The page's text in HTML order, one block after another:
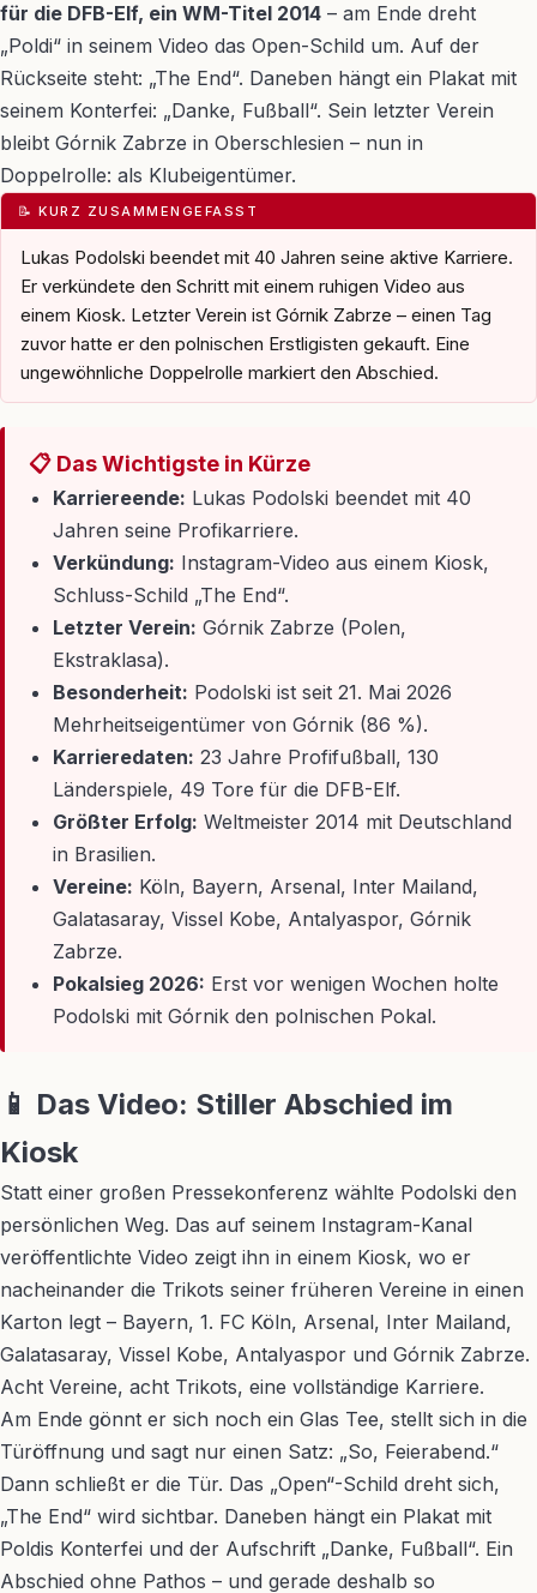
für die DFB-Elf, ein WM-Titel 2014 – am Ende dreht
„Poldi“ in seinem Video das Open-Schild um. Auf der
Rückseite steht: „The End“. Daneben hängt ein Plakat mit
seinem Konterfei: „Danke, Fußball“. Sein letzter Verein
bleibt Górnik Zabrze in Oberschlesien – nun in
Doppelrolle: als Klubeigentümer.
📝 KURZ ZUSAMMENGEFASST
Lukas Podolski beendet mit 40 Jahren seine aktive Karriere.
Er verkündete den Schritt mit einem ruhigen Video aus
einem Kiosk. Letzter Verein ist Górnik Zabrze – einen Tag
zuvor hatte er den polnischen Erstligisten gekauft. Eine
ungewöhnliche Doppelrolle markiert den Abschied.
📋 Das Wichtigste in Kürze
Karriereende: Lukas Podolski beendet mit 40
Jahren seine Profikarriere.
Verkündung: Instagram-Video aus einem Kiosk,
Schluss-Schild „The End“.
Letzter Verein: Górnik Zabrze (Polen,
Ekstraklasa).
Besonderheit: Podolski ist seit 21. Mai 2026
Mehrheitseigentümer von Górnik (86 %).
Karrieredaten: 23 Jahre Profifußball, 130
Länderspiele, 49 Tore für die DFB-Elf.
Größter Erfolg: Weltmeister 2014 mit Deutschland
in Brasilien.
Vereine: Köln, Bayern, Arsenal, Inter Mailand,
Galatasaray, Vissel Kobe, Antalyaspor, Górnik
Zabrze.
Pokalsieg 2026: Erst vor wenigen Wochen holte
Podolski mit Górnik den polnischen Pokal.
📱 Das Video: Stiller Abschied im
Kiosk
Statt einer großen Pressekonferenz wählte Podolski den
persönlichen Weg. Das auf seinem Instagram-Kanal
veröffentlichte Video zeigt ihn in einem Kiosk, wo er
nacheinander die Trikots seiner früheren Vereine in einen
Karton legt – Bayern, 1. FC Köln, Arsenal, Inter Mailand,
Galatasaray, Vissel Kobe, Antalyaspor und Górnik Zabrze.
Acht Vereine, acht Trikots, eine vollständige Karriere.
Am Ende gönnt er sich noch ein Glas Tee, stellt sich in die
Türöffnung und sagt nur einen Satz: „So, Feierabend.“
Dann schließt er die Tür. Das „Open“-Schild dreht sich,
„The End“ wird sichtbar. Daneben hängt ein Plakat mit
Poldis Konterfei und der Aufschrift „Danke, Fußball“. Ein
Abschied ohne Pathos – und gerade deshalb so